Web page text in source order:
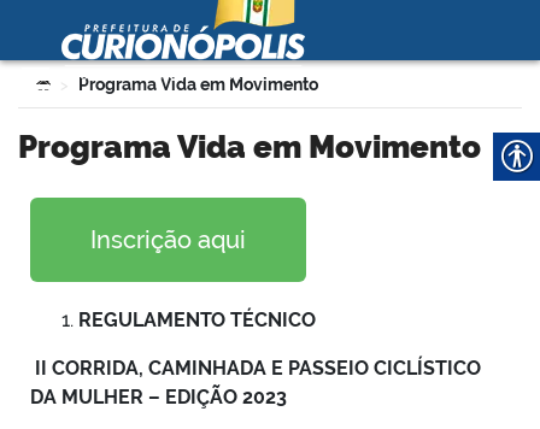
Ir para o conteúdo
Prefeitura Municipal de
Curionópolis
portal
Você está aqui:
> Programa Vida em Movimento
Programa Vida em Movimento
Inscrição aqui
REGULAMENTO TÉCNICO
II CORRIDA, CAMINHADA E PASSEIO CICLÍSTICO
DA MULHER – EDIÇÃO 2023